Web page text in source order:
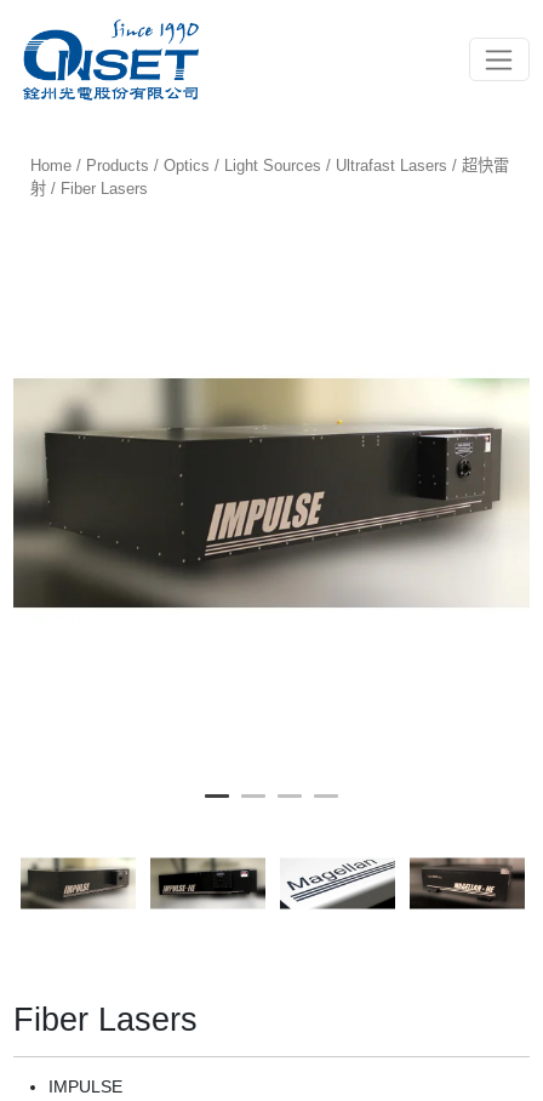
Home / Products /Optics / Light Sources / Ultrafast Lasers / 超快雷
射 / Fiber Lasers
Fiber Lasers
IMPULSE